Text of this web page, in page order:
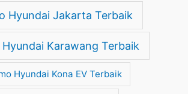
Hyundai Jakarta Terbaik
Karawang Terbaik
Hyundai Kona EV Terbaik